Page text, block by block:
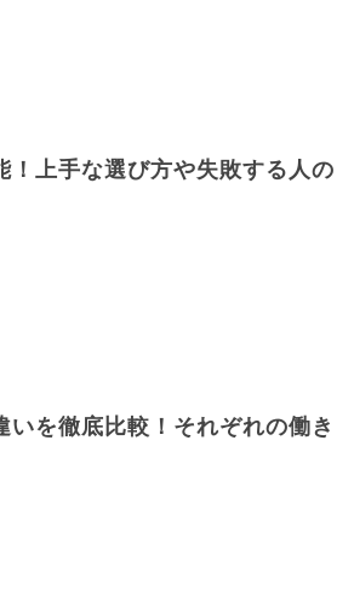
！上手な選び方や失敗する人の
いを徹底比較！それぞれの働き